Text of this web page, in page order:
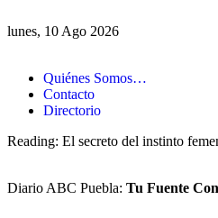
lunes, 10 Ago 2026
Quiénes Somos…
Contacto
Directorio
Reading: El secreto del instinto
Diario ABC Puebla: Tu Fuente